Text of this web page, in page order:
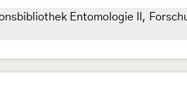
Entomologie II,